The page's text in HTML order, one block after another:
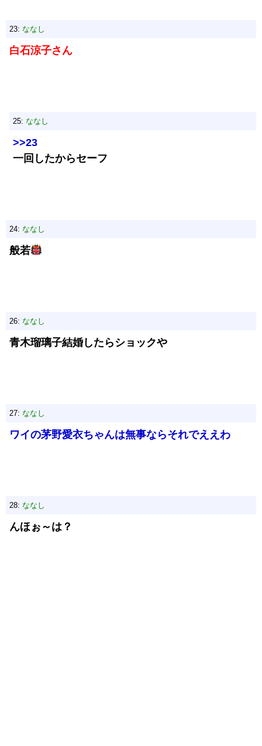
23: ななし
白石涼子さん
25: ななし
>>23
一回したからセーフ
24: ななし
般若
26: ななし
青木瑠璃子結婚したらショックや
27: ななし
ワイの茅野愛衣ちゃんは無事ならそれでええわ
28: ななし
んほぉ～は？